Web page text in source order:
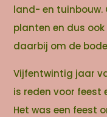
land- en tuinbouw.
planten en dus
daarbij om de
Vijfentwintig jaar
is reden voor feest
Het was een feest